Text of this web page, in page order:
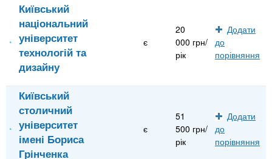
Київський
національний
університет
технологій та
дизайну
є
20
000 грн/
рік
Додати
до
порівняння
Київський
столичний
університет
імені Бориса
Грінченка
є
51
500 грн/
рік
Додати
до
порівняння